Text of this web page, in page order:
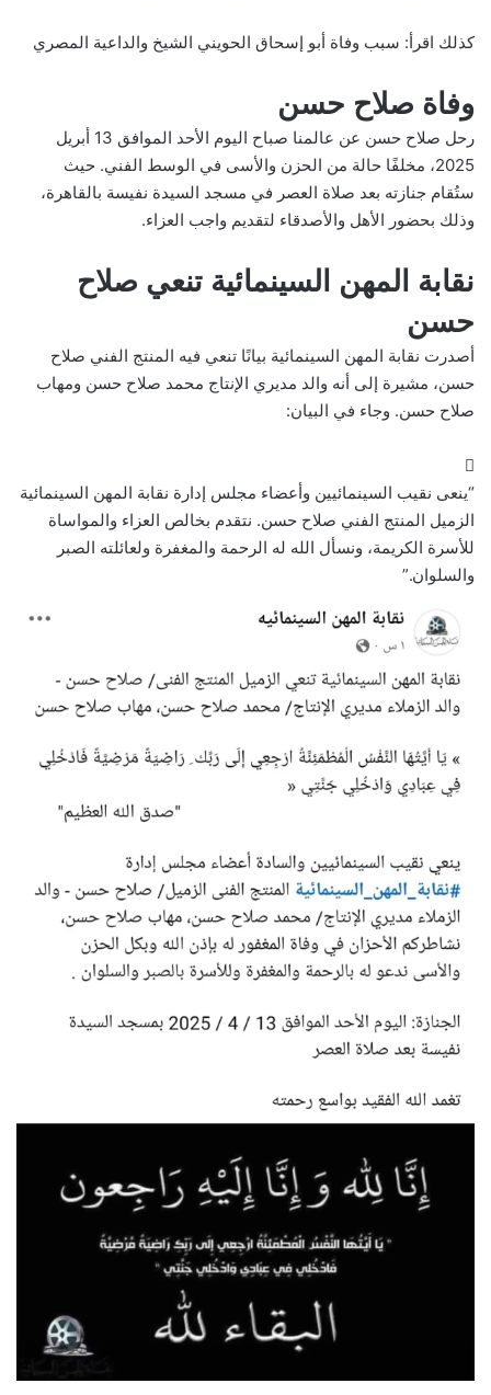
كذلك اقرأ: سبب وفاة أبو إسحاق الحويني الشيخ والداعية المصري
وفاة صلاح حسن
رحل صلاح حسن عن عالمنا صباح اليوم الأحد الموافق 13 أبريل
2025، مخلفًا حالة من الحزن والأسى في الوسط الفني. حيث
ستُقام جنازته بعد صلاة العصر في مسجد السيدة نفيسة بالقاهرة،
وذلك بحضور الأهل والأصدقاء لتقديم واجب العزاء.
نقابة المهن السينمائية تنعي صلاح
حسن
أصدرت نقابة المهن السينمائية بيانًا تنعي فيه المنتج الفني صلاح
حسن، مشيرة إلى أنه والد مديري الإنتاج محمد صلاح حسن ومهاب
صلاح حسن. وجاء في البيان:
“ينعى نقيب السينمائيين وأعضاء مجلس إدارة نقابة المهن السينمائية
الزميل المنتج الفني صلاح حسن. نتقدم بخالص العزاء والمواساة
للأسرة الكريمة، ونسأل الله له الرحمة والمغفرة ولعائلته الصبر
والسلوان.”